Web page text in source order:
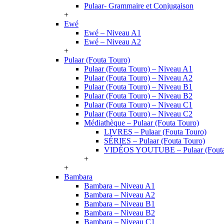
Pulaar- Grammaire et Conjugaison
+
Ewé
Ewé – Niveau A1
Ewé – Niveau A2
+
Pulaar (Fouta Touro)
Pulaar (Fouta Touro) – Niveau A1
Pulaar (Fouta Touro) – Niveau A2
Pulaar (Fouta Touro) – Niveau B1
Pulaar (Fouta Touro) – Niveau B2
Pulaar (Fouta Touro) – Niveau C1
Pulaar (Fouta Touro) – Niveau C2
Médiathèque – Pulaar (Fouta Touro)
LIVRES – Pulaar (Fouta Touro)
SÉRIES – Pulaar (Fouta Touro)
VIDÉOS YOUTUBE – Pulaar
+
+
Bambara
Bambara – Niveau A1
Bambara – Niveau A2
Bambara – Niveau B1
Bambara – Niveau B2
Bambara – Niveau C1